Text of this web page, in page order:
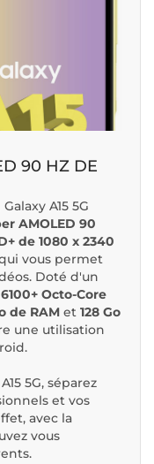
90 HZ DE
A15 5G
AMOLED 90
de 1080 x 2340
vous permet
Doté d'un
Octo-Core
de RAM et 128 Go
une utilisation
5G, séparez
et vos
avec la
vous